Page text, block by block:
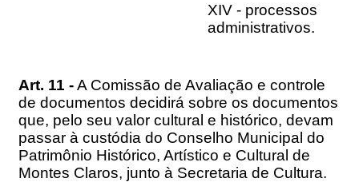
XIV - processos
administrativos.
Art. 11 -A Comissão de Avaliação e controle
de documentos decidirá sobre os documentos
que, pelo seu valor cultural e histórico, devam
passar à custódia do Conselho Municipal do
Patrimônio Histórico, Artístico e Cultural de
Montes Claros, junto à Secretaria de Cultura.